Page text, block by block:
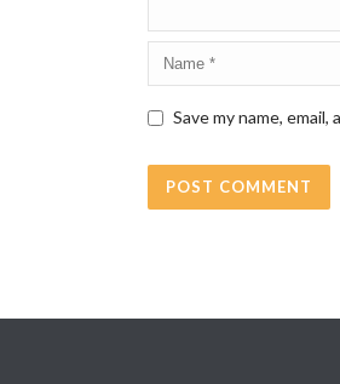
Save my name,